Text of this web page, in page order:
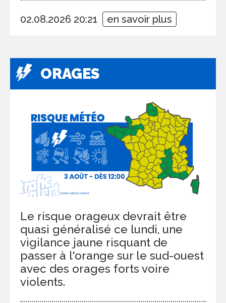
02.08.2026 20:21 en savoir plus
ORAGES
Le risque orageux devrait être
quasi généralisé ce lundi, une
vigilance jaune risquant de
passer à l'orange sur le sud-ouest
avec des orages forts voire
violents.